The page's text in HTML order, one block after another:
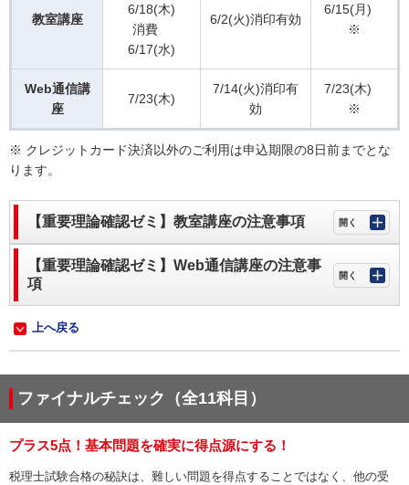
教室講座
6/18(木)
消費
6/17(水)
6/2(火)消印有効
6/15(月)
※
Web通信講
座
7/23(木)
7/14(火)消印有
効
7/23(木)
※
※ クレジットカード決済以外のご利用は申込期限の8日前までとな
ります。
【重要理論確認ゼミ】教室講座の注意事項
【重要理論確認ゼミ】Web通信講座の注意事
項
上へ戻る
ファイナルチェック（全11科目）
プラス5点！基本問題を確実に得点源にする！
税理士試験合格の秘訣は、難しい問題を得点することではなく、他の受